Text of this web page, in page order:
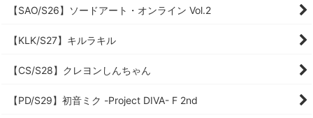
【SAO/S26】ソードアート・オンライン Vol.2
【KLK/S27】キルラキル
【CS/S28】クレヨンしんちゃん
【PD/S29】初音ミク -Project DIVA- F 2nd